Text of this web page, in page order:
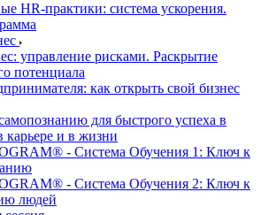
HR-практики: система ускорения.
управление рисками. Раскрытие
потенциала
как открыть свой бизнес
для быстрого успеха в
карьере и в жизни
- Система Обучения 1: Ключ к
- Система Обучения 2: Ключ к
людей